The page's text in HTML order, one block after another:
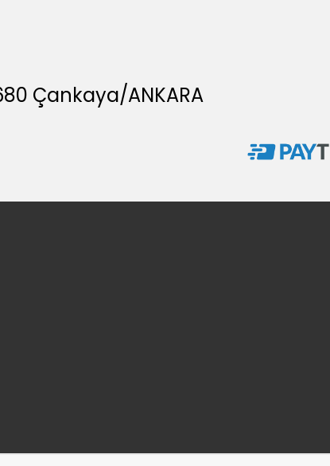
Çankaya/ANKARA